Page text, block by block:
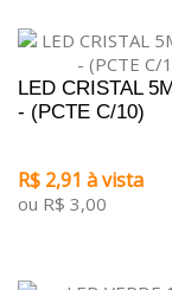
LED CRISTAL
- (PCTE C/10)
R$ 2,91 à vista
ou R$ 3,00